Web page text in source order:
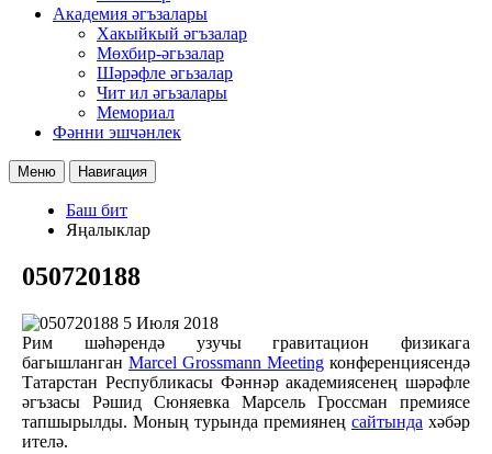
Академия әгъзалары
Хакыйкый әгъзалар
Мөхбир-әгьзалар
Шәрәфле әгьзалар
Чит ил әгьзалары
Мемориал
Фәнни эшчәнлек
Меню Навигация
Баш бит
Яңалыклар
050720188
5 Июля 2018
Рим шәһәрендә узучы гравитацион физикага
багышланган Marcel Grossmann Meeting конференциясендә
Татарстан Республикасы Фәннәр академиясенең шәрәфле
әгъзасы Рәшид Сюняевка Марсель Гроссман премиясе
тапшырылды. Моның турында премиянең сайтында хәбәр
ителә.